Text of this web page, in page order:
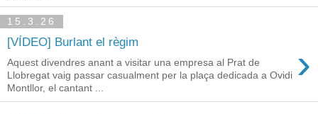
15.3.26
[VÍDEO] Burlant el règim ›
Aquest divendres anant a visitar una empresa al Prat de
Llobregat vaig passar casualment per la plaça dedicada a Ovidi
Montllor, el cantant ...